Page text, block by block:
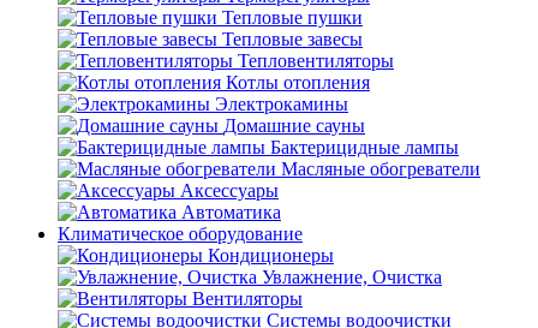
Тепловые пушки
Тепловые завесы
Тепловентиляторы
Котлы отопления
Электрокамины
Домашние сауны
Бактерицидные лампы
Масляные обогреватели
Аксессуары
Автоматика
Климатическое оборудование
Кондиционеры
Увлажнение, Очистка
Вентиляторы
Системы водоочистки